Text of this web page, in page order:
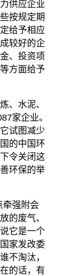
供应企业
按规定期
给予相应
较好的企
、投资项
方面给予
、水泥、
家企业。
试图减少
的中国环
令关闭这
环保的举
牵强附会
的废气、
它是一个
家发改委
不淘汰，
的话，有